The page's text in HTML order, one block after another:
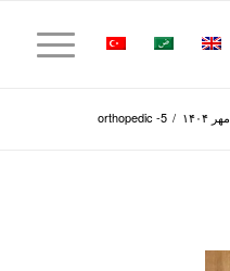
/
orthopedic -5